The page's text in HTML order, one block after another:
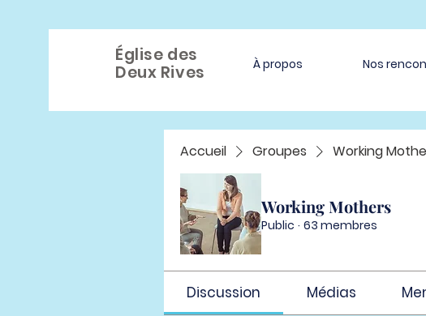
Église des
Deux Rives
À propos Nos
Accueil Groupes Working
Working Mothers
Public · 63 membres
Discussion Médias